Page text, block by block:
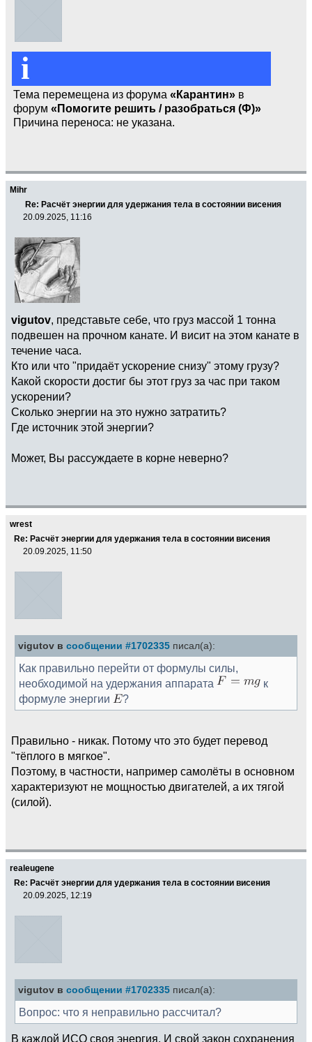
i
Тема перемещена из форума «Карантин» в
форум «Помогите решить / разобраться (Ф)»
Причина переноса: не указана.
Mihr
Re: Расчёт энергии для удержания тела в состоянии висения
20.09.2025, 11:16
vigutov, представьте себе, что груз массой 1 тонна
подвешен на прочном канате. И висит на этом канате в
течение часа.
Кто или что "придаёт ускорение снизу" этому грузу?
Какой скорости достиг бы этот груз за час при таком
ускорении?
Сколько энергии на это нужно затратить?
Где источник этой энергии?
Может, Вы рассуждаете в корне неверно?
wrest
Re: Расчёт энергии для удержания тела в состоянии висения
20.09.2025, 11:50
vigutov в сообщении #1702335 писал(а):
Как правильно перейти от формулы силы,
необходимой на удержания аппарата
к
формуле энергии
?
Правильно - никак. Потому что это будет перевод
"тёплого в мягкое".
Поэтому, в частности, например самолёты в основном
характеризуют не мощностью двигателей, а их тягой
(силой).
realeugene
Re: Расчёт энергии для удержания тела в состоянии висения
20.09.2025, 12:19
vigutov в сообщении #1702335 писал(а):
Вопрос: что я неправильно рассчитал?
В каждой ИСО своя энергия. И свой закон сохранения